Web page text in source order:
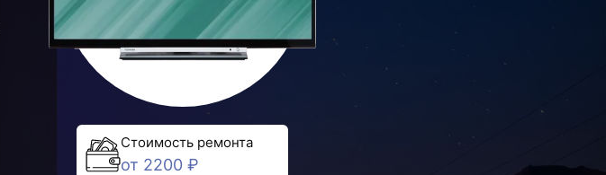
Стоимость ремонта
от 2200 ₽